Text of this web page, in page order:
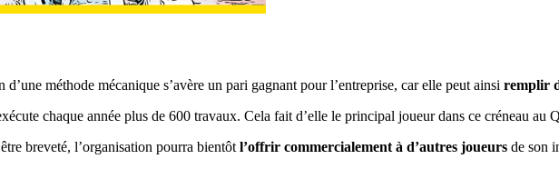
méthode mécanique s’avère un pari gagnant pour l’entreprise, car elle peut ainsi remplir
chaque année plus de 600 travaux. Cela fait d’elle le principal joueur dans ce créneau au
breveté, l’organisation pourra bientôtl’offrir commercialement à d’autres joueurs de son